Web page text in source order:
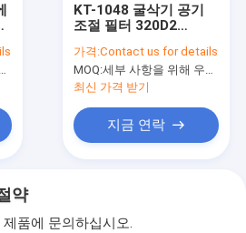
KT-1048 굴삭기 공기
조절 필터 320D2
화 필터
가격:Contact us for details
MOQ:세부 사항을 위해 우리와 연락하세요
최신 가격 받기
지금 연락
약
제품에 문의하십시오.